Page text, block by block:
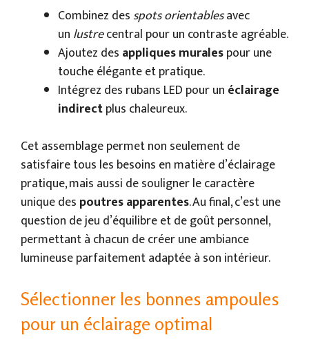
Combinez des spots orientablesavec
un lustrecentral pour un contraste agréable.
Ajoutez des appliques muralespour une
touche élégante et pratique.
Intégrez des rubans LED pour un éclairage
indirectplus chaleureux.
Cet assemblage permet non seulement de
satisfaire tous les besoins en matière d’éclairage
pratique, mais aussi de souligner le caractère
unique des poutres apparentes. Au final, c’est une
question de jeu d’équilibre et de goût personnel,
permettant à chacun de créer une ambiance
lumineuse parfaitement adaptée à son intérieur.
Sélectionner les bonnes ampoules
pour un éclairage optimal